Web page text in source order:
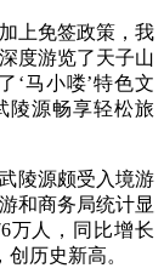
上免签政策，我
度游览了天子山
‘马小喽’特色文
陵源畅享轻松旅
陵源颇受入境游
和商务局统计显
万人，同比增长
历史新高。